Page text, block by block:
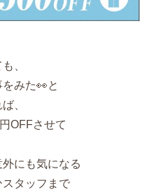
、
みた👀と
、
OFFさせて
にも気になる
タッフまで